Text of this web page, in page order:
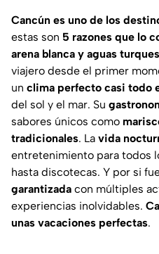
Cancún es uno de los
estas son 5 razones que lo
arena blanca y aguas
viajero desde el primer
un clima perfecto casi todo
del sol y el mar. Su
sabores únicos como
tradicionales. La vida
entretenimiento para todos
hasta discotecas. Y por si
garantizada con múltiples
experiencias inolvidables.
unas vacaciones perfectas.